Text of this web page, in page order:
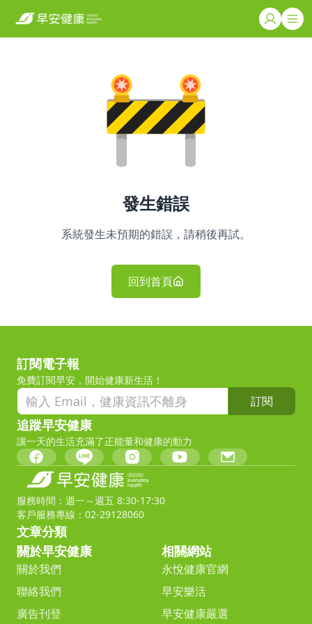
發生錯誤
系統發生未預期的錯誤，請稍後再試。
回到首頁
訂閱電子報
免費訂閱早安，開始健康新生活！
訂閱
追蹤早安健康
讓一天的生活充滿了正能量和健康的動力
服務時間：週一～週五 8:30-17:30
客戶服務專線：02-29128060
文章分類
關於早安健康
關於我們
聯絡我們
廣告刊登
相關網站
永悅健康官網
早安樂活
早安健康嚴選